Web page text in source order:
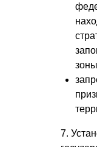
7.